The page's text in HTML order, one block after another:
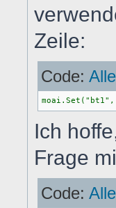
Zeile:
Code:
Ich
Frage
Code: